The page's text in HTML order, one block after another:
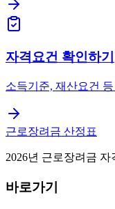
자격요건 확인하기
소득기준, 재산요건
근로장려금 산정표
2026년 근로장려금
바로가기